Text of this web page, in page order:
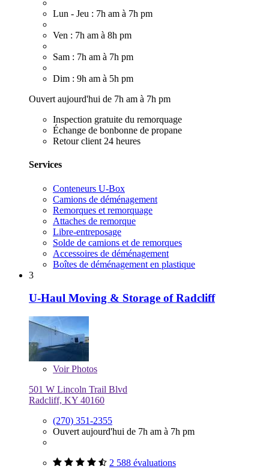
Lun - Jeu : 7h am à 7h pm
Ven : 7h am à 8h pm
Sam : 7h am à 7h pm
Dim : 9h am à 5h pm
Ouvert aujourd'hui de 7h am à 7h pm
Inspection gratuite du remorquage
Échange de bonbonne de propane
Retour client 24 heures
Services
Conteneurs U-Box
Camions de déménagement
Remorques et remorquage
Attaches de remorque
Libre-entreposage
Solde de camions et de remorques
Accessoires de déménagement
Boîtes de déménagement en plastique
3
U-Haul Moving & Storage of Radcliff
VoirPhotos
501 W Lincoln Trail Blvd
Radcliff, KY 40160
(270) 351-2355
Ouvert aujourd'hui de 7h am à 7h pm
2 588 évaluations